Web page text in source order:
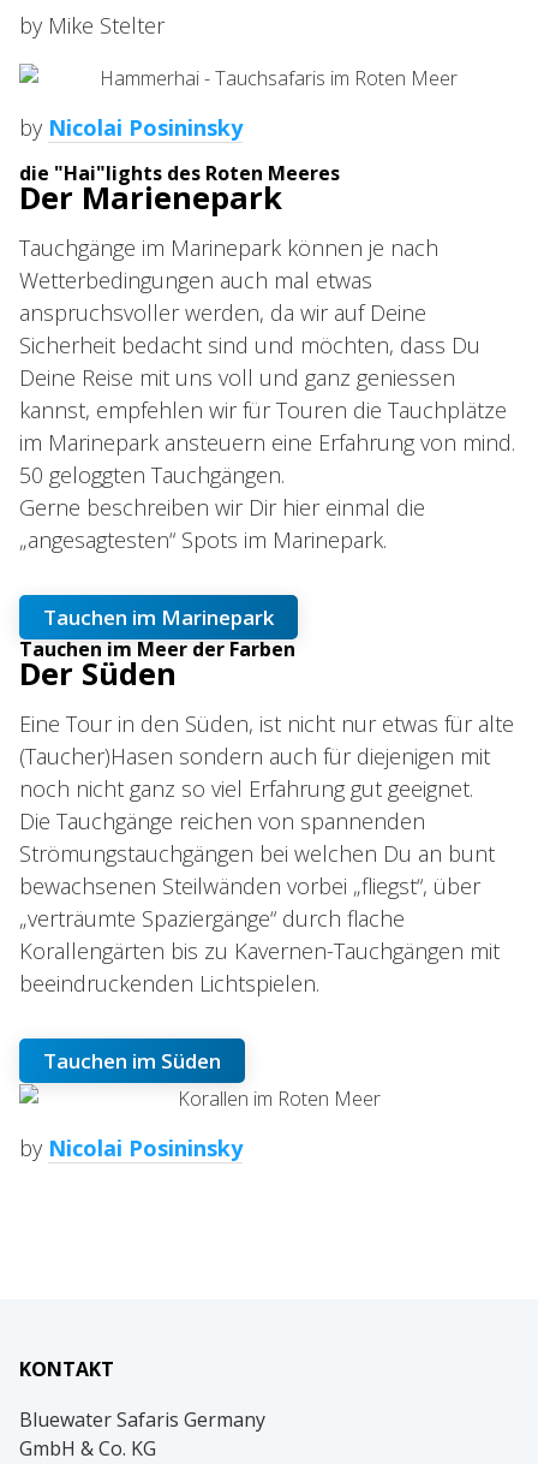
by Mike Stelter
by Nicolai Posininsky
die "Hai"lights des Roten Meeres
Der Marienepark
Tauchgänge im Marinepark können je nach
Wetterbedingungen auch mal etwas
anspruchsvoller werden, da wir auf Deine
Sicherheit bedacht sind und möchten, dass Du
Deine Reise mit uns voll und ganz geniessen
kannst, empfehlen wir für Touren die Tauchplätze
im Marinepark ansteuern eine Erfahrung von mind.
50 geloggten Tauchgängen.
Gerne beschreiben wir Dir hier einmal die
„angesagtesten“ Spots im Marinepark.
Tauchen im Marinepark
Tauchen im Meer der Farben
Der Süden
Eine Tour in den Süden, ist nicht nur etwas für alte
(Taucher)Hasen sondern auch für diejenigen mit
noch nicht ganz so viel Erfahrung gut geeignet.
Die Tauchgänge reichen von spannenden
Strömungstauchgängen bei welchen Du an bunt
bewachsenen Steilwänden vorbei „fliegst“, über
„verträumte Spaziergänge“ durch flache
Korallengärten bis zu Kavernen-Tauchgängen mit
beeindruckenden Lichtspielen.
Tauchen im Süden
by Nicolai Posininsky
KONTAKT
Bluewater Safaris Germany
GmbH & Co. KG